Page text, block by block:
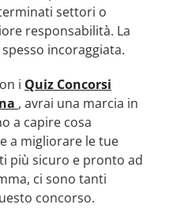
settori o
responsabilità. La
incoraggiata.
i Quiz Concorsi
, avrai una marcia in
a capire cosa
a migliorare le tue
più sicuro e pronto ad
ci sono tanti
concorso.